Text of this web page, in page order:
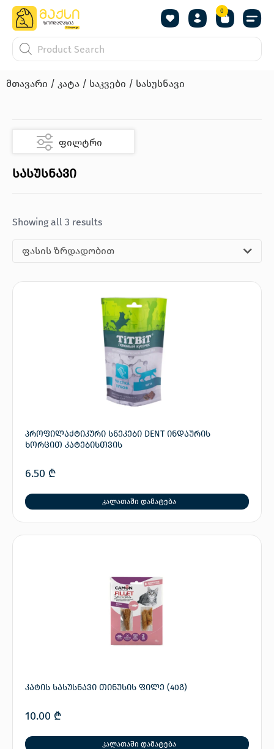
0
მთავარი / კატა / საკვები / სასუსნავი
ფილტრი
სასუსნავი
Showing all 3 results
ფასის ზრდადობით
პროფილაქტიკური სნეკები DENT ინდაურის
ხორცით კატებისთვის
6.50 ₾
კალათაში დამატება
კატის სასუსნავი თინუსის ფილე (40გ)
10.00 ₾
კალათაში დამატება